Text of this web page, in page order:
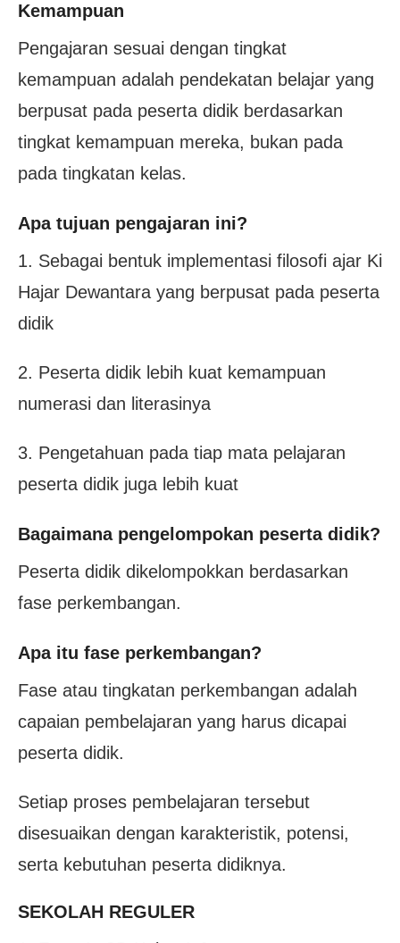
Kemampuan
Pengajaran sesuai dengan tingkat
kemampuan adalah pendekatan belajar yang
berpusat pada peserta didik berdasarkan
tingkat kemampuan mereka, bukan pada
pada tingkatan kelas.
Apa tujuan pengajaran ini?
1. Sebagai bentuk implementasi filosofi ajar Ki
Hajar Dewantara yang berpusat pada peserta
didik
2. Peserta didik lebih kuat kemampuan
numerasi dan literasinya
3. Pengetahuan pada tiap mata pelajaran
peserta didik juga lebih kuat
Bagaimana pengelompokan peserta didik?
Peserta didik dikelompokkan berdasarkan
fase perkembangan.
Apa itu fase perkembangan?
Fase atau tingkatan perkembangan adalah
capaian pembelajaran yang harus dicapai
peserta didik.
Setiap proses pembelajaran tersebut
disesuaikan dengan karakteristik, potensi,
serta kebutuhan peserta didiknya.
SEKOLAH REGULER